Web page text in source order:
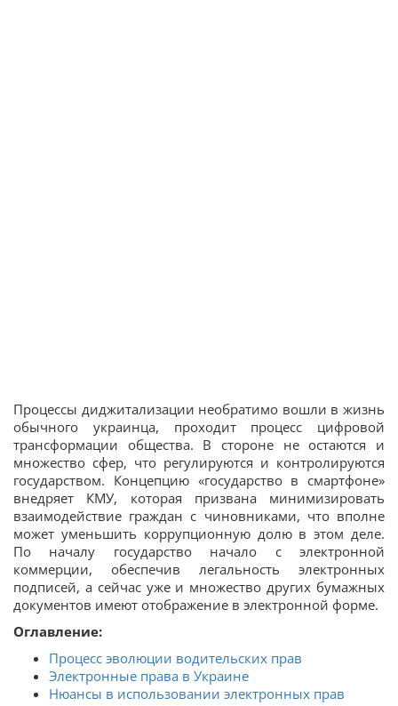
Процессы диджитализации необратимо вошли в жизнь
обычного украинца, проходит процесс цифровой
трансформации общества. В стороне не остаются и
множество сфер, что регулируются и контролируются
государством. Концепцию «государство в смартфоне»
внедряет КМУ, которая призвана минимизировать
взаимодействие граждан с чиновниками, что вполне
может уменьшить коррупционную долю в этом деле.
По началу государство начало с электронной
коммерции, обеспечив легальность электронных
подписей, а сейчас уже и множество других бумажных
документов имеют отображение в электронной форме.
Оглавление:
Процесс эволюции водительских прав
Электронные права в Украине
Нюансы в использовании электронных прав